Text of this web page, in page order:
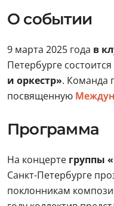
О событии
9 марта 2025 года в
Петербурге состоится
и оркестр». Команда
посвященную
Программа
На концерте группы
Санкт-Петербурге
поклонникам